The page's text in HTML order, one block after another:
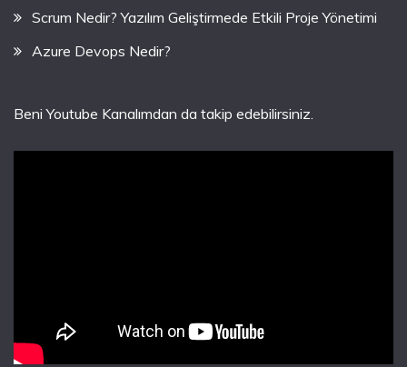
Scrum Nedir? Yazılım Geliştirmede Etkili Proje Yönetimi
Azure Devops Nedir?
Beni Youtube Kanalımdan da takip edebilirsiniz.